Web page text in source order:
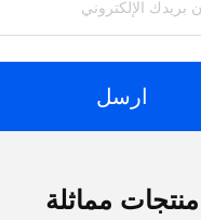
ارسل
منتجات مماثلة